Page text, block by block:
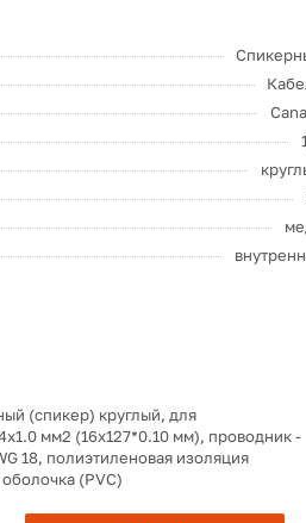
(спикер) круглый, для
мм2 (16х127*0.10 мм), проводник -
18, полиэтиленовая изоляция
(PVC)